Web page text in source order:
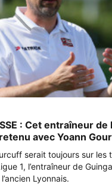
: Cet entraîneur de
avec Yoann
serait toujours sur les
1, l’entraîneur de
Lyonnais.